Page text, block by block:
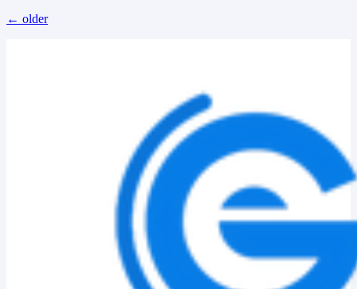
← older